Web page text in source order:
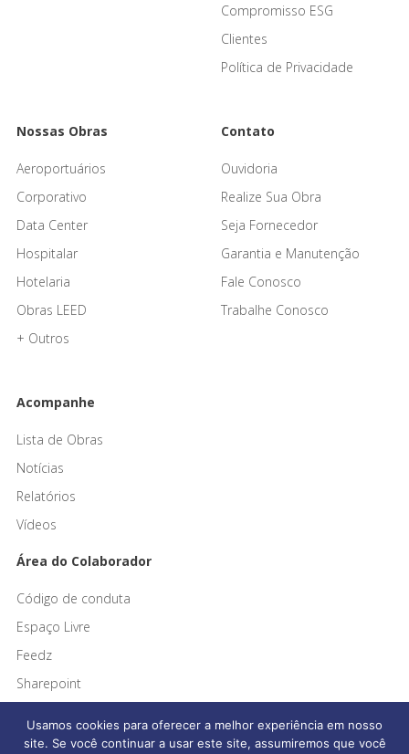
Compromisso ESG
Clientes
Política de Privacidade
Nossas Obras
Aeroportuários
Corporativo
Data Center
Hospitalar
Hotelaria
Obras LEED
+ Outros
Contato
Ouvidoria
Realize Sua Obra
Seja Fornecedor
Garantia e Manutenção
Fale Conosco
Trabalhe Conosco
Acompanhe
Lista de Obras
Notícias
Relatórios
Vídeos
Área do Colaborador
Código de conduta
Espaço Livre
Feedz
Sharepoint
Usamos cookies para oferecer a melhor experiência em nosso
site. Se você continuar a usar este site, assumiremos que você